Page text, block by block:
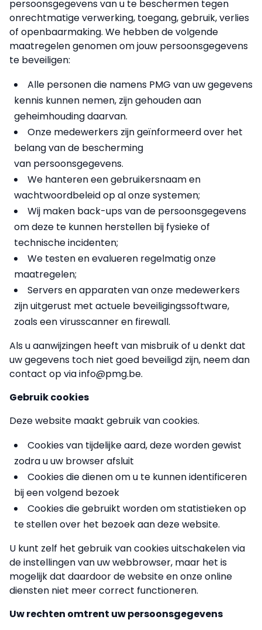
persoonsgegevens van u te beschermen tegen
onrechtmatige verwerking, toegang, gebruik, verlies
of openbaarmaking. We hebben de volgende
maatregelen genomen om jouw persoonsgegevens
te beveiligen:
Alle personen die namens PMG van uw gegevens
kennis kunnen nemen, zijn gehouden aan
geheimhouding daarvan.
Onze medewerkers zijn geïnformeerd over het
belang van de bescherming
van persoonsgegevens.
We hanteren een gebruikersnaam en
wachtwoordbeleid op al onze systemen;
Wij maken back-ups van de persoonsgegevens
om deze te kunnen herstellen bij fysieke of
technische incidenten;
We testen en evalueren regelmatig onze
maatregelen;
Servers en apparaten van onze medewerkers
zijn uitgerust met actuele beveiligingssoftware,
zoals een virusscanner en firewall.
Als u aanwijzingen heeft van misbruik of u denkt dat
uw gegevens toch niet goed beveiligd zijn, neem dan
contact op via info@pmg.be.
Gebruik cookies
Deze website maakt gebruik van cookies.
Cookies van tijdelijke aard, deze worden gewist
zodra u uw browser afsluit
Cookies die dienen om u te kunnen identificeren
bij een volgend bezoek
Cookies die gebruikt worden om statistieken op
te stellen over het bezoek aan deze website.
U kunt zelf het gebruik van cookies uitschakelen via
de instellingen van uw webbrowser, maar het is
mogelijk dat daardoor de website en onze online
diensten niet meer correct functioneren.
Uw rechten omtrent uw persoonsgegevens